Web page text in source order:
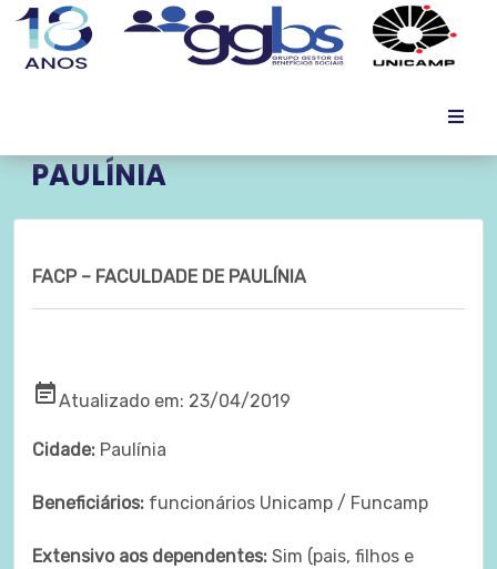
PAULÍNIA
FACP – FACULDADE DE PAULÍNIA
event_noteAtualizado em: 23/04/2019
Cidade: Paulínia
Beneficiários: funcionários Unicamp / Funcamp
Extensivo aos dependentes: Sim (pais, filhos e